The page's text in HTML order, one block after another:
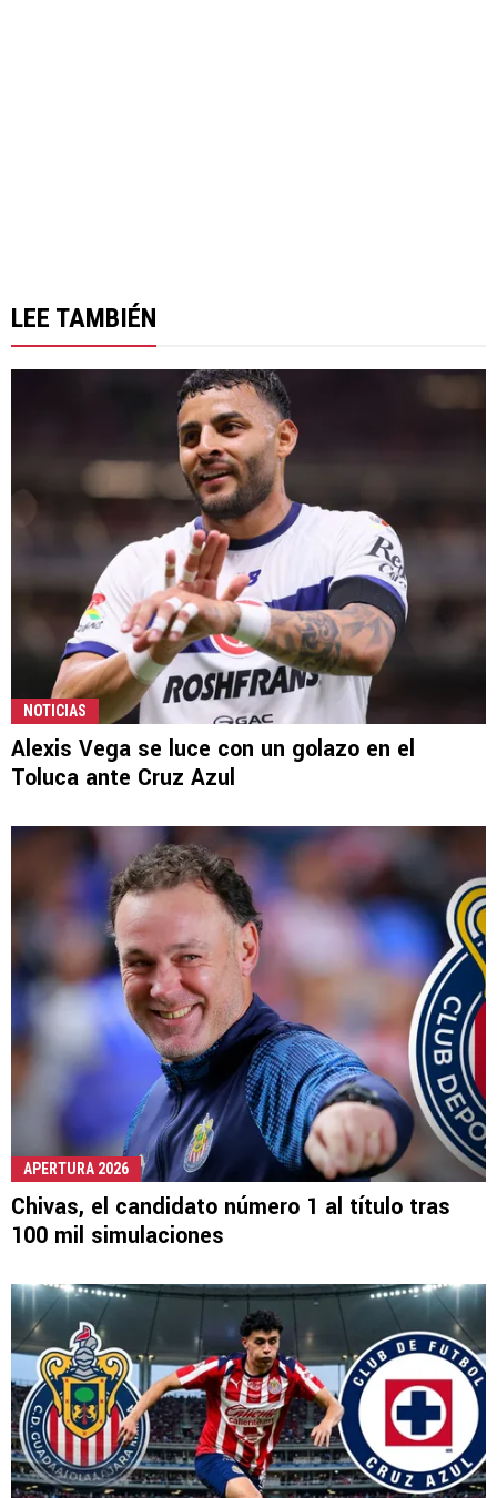
LEE TAMBIÉN
NOTICIAS
Alexis Vega se luce con un golazo en el
Toluca ante Cruz Azul
APERTURA 2026
Chivas, el candidato número 1 al título tras
100 mil simulaciones